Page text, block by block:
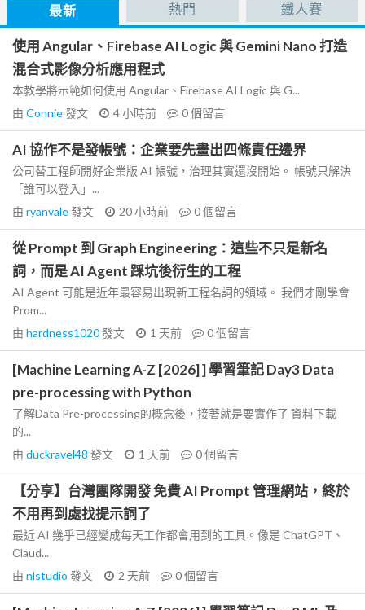
最新 熱門 鐵人賽
使用 Angular、Firebase AI Logic 與 Gemini Nano 打造
混合式影像分析應用程式
本教學將示範如何使用 Angular、Firebase AI Logic 與 G...
由 Connie發文 4 小時前 0個留言
AI 協作不是發帳號：企業要先畫出四條責任邊界
公司替工程師開好企業版 AI 帳號，治理其實還沒開始。 帳號只解決
「誰可以登入」...
由 ryanvale發文 20 小時前 0個留言
從 Prompt 到 Graph Engineering：這些不只是新名
詞，而是 AI Agent 踩坑後衍生的工程
AI Agent 可能是近年最容易出現新工程名詞的領域。 我們才剛學會
Prom...
由 hardness1020發文 1 天前 0個留言
[Machine Learning A-Z [2026] ] 學習筆記 Day3 Data
pre-processing with Python
了解Data Pre-processing的概念後，接著就是要實作了 資料下載
的...
由 duckravel48 發文 1 天前 0個留言
【分享】台灣團隊開發 免費 AI Prompt 管理網站，終於
不用再到處找提示詞了
最近 AI 幾乎已經變成每天工作都會用到的工具。像是 ChatGPT、
Claud...
由 nlstudio 發文 2 天前 0個留言